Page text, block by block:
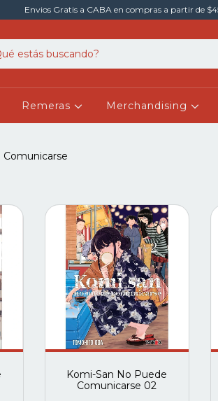
Envios Gratis a CABA en compras a partir de
Remeras Merchandising
Komi-San No Puede
Comunicarse 02